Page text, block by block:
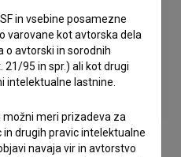
in vsebine posamezne
varovane kot avtorska dela
o avtorski in sorodnih
21/95 in spr.) ali kot drugi
intelektualne lastnine.
možni meri prizadeva za
drugih pravic intelektualne
navaja vir in avtorstvo